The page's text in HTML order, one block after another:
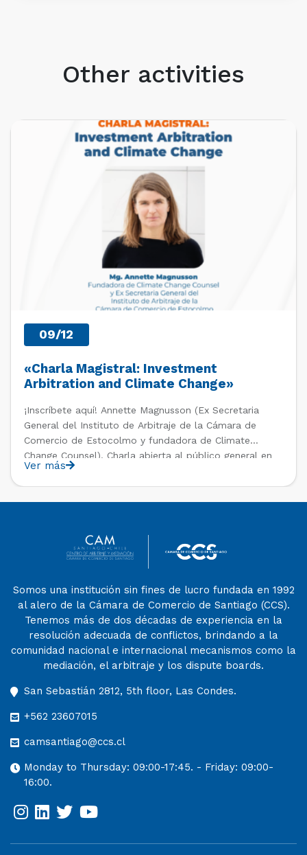
Other activities
UPCOMING EVENTS
09/12
«Charla Magistral: Investment
Arbitration and Climate Change»
¡Inscríbete aquí! Annette Magnusson (Ex Secretaria
General del Instituto de Arbitraje de la Cámara de
Comercio de Estocolmo y fundadora de Climate
Change Counsel). Charla abierta al público general en
el marco del IV Diploma de Postítulo en Arbitraje
Nacional y Comercial Internacional, organizado por el
Departamento de Derecho Internacional […]
Ver más
Somos una institución sin fines de lucro fundada en 1992
al alero de la Cámara de Comercio de Santiago (CCS).
Tenemos más de dos décadas de experiencia en la
resolución adecuada de conflictos, brindando a la
comunidad nacional e internacional mecanismos como la
mediación, el arbitraje y los dispute boards.
San Sebastián 2812, 5th floor, Las Condes.
+562 23607015
camsantiago@ccs.cl
Monday to Thursday: 09:00-17:45. - Friday: 09:00-
16:00.